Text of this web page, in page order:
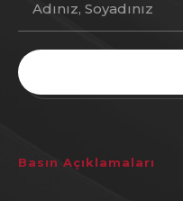
Basın Açıklamaları